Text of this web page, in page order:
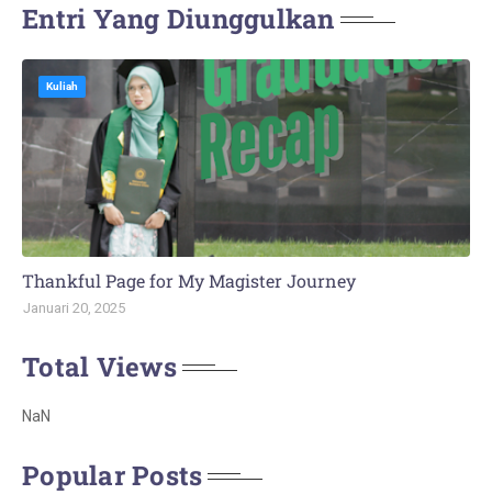
Entri Yang Diunggulkan
Kuliah
Thankful Page for My Magister Journey
Januari 20, 2025
Total Views
NaN
Popular Posts